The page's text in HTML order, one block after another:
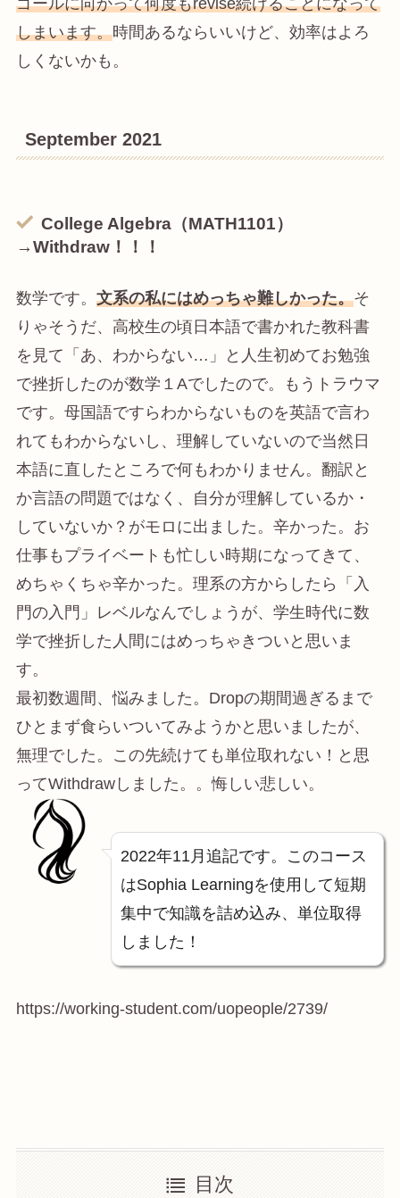
しまいます。時間あるならいいけど、効率はよろ
しくないかも。
September 2021
College Algebra（MATH1101）
→Withdraw！！！
数学です。 文系の私にはめっちゃ難しかった。そ
りゃそうだ、高校生の頃日本語で書かれた教科書
を見て「あ、わからない…」と人生初めてお勉強
で挫折したのが数学１Aでしたので。もうトラウマ
です。母国語ですらわからないものを英語で言わ
れてもわからないし、理解していないので当然日
本語に直したところで何もわかりません。翻訳と
か言語の問題ではなく、自分が理解しているか・
していないか？がモロに出ました。辛かった。お
仕事もプライベートも忙しい時期になってきて、
めちゃくちゃ辛かった。理系の方からしたら「入
門の入門」レベルなんでしょうが、学生時代に数
学で挫折した人間にはめっちゃきついと思いま
す。
最初数週間、悩みました。Dropの期間過ぎるまで
ひとまず食らいついてみようかと思いましたが、
無理でした。この先続けても単位取れない！と思
ってWithdrawしました。。悔しい悲しい。
2022年11月追記です。このコース
はSophia Learningを使用して短期
集中で知識を詰め込み、単位取得
しました！
https://working-student.com/uopeople/2739/
目次